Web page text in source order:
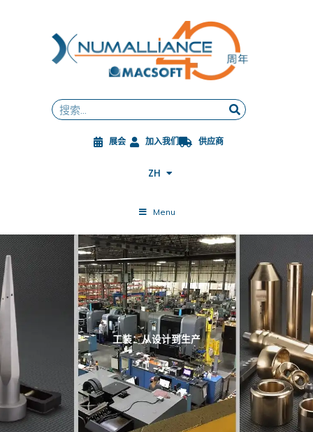
Search
展会 加入我们 供应商
ZH
FR
DE
ES
PL
ES-MX
Menu
工装：从设计到生产